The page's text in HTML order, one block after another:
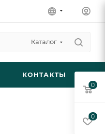
Каталог
КОНТАКТЫ
0
0